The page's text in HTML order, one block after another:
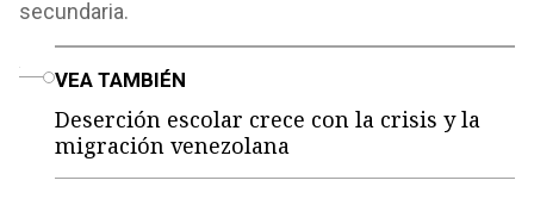
secundaria.
VEA TAMBIÉN
Deserción escolar crece con la crisis y la
migración venezolana